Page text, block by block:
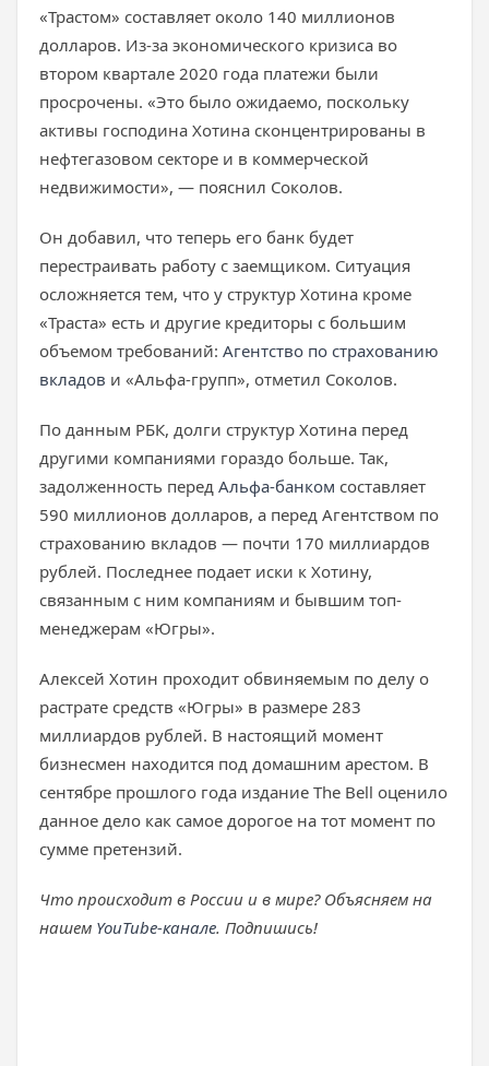
«Трастом» составляет около 140 миллионов
долларов. Из-за экономического кризиса во
втором квартале 2020 года платежи были
просрочены. «Это было ожидаемо, поскольку
активы господина Хотина сконцентрированы в
нефтегазовом секторе и в коммерческой
недвижимости», — пояснил Соколов.
Он добавил, что теперь его банк будет
перестраивать работу с заемщиком. Ситуация
осложняется тем, что у структур Хотина кроме
«Траста» есть и другие кредиторы с большим
объемом требований: Агентство по страхованию
вкладов и «Альфа-групп», отметил Соколов.
По данным РБК, долги структур Хотина перед
другими компаниями гораздо больше. Так,
задолженность перед Альфа-банком составляет
590 миллионов долларов, а перед Агентством по
страхованию вкладов — почти 170 миллиардов
рублей. Последнее подает иски к Хотину,
связанным с ним компаниям и бывшим топ-
менеджерам «Югры».
Алексей Хотин проходит обвиняемым по делу о
растрате средств «Югры» в размере 283
миллиардов рублей. В настоящий момент
бизнесмен находится под домашним арестом. В
сентябре прошлого года издание The Bell оценило
данное дело как самое дорогое на тот момент по
сумме претензий.
Что происходит в России и в мире? Объясняем на
нашем YouTube-канале. Подпишись!